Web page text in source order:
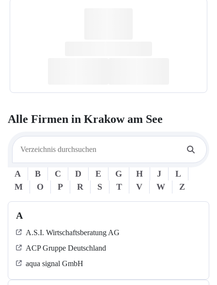
Alle Firmen in Krakow am See
A B C D E G H J
L
M
O P R S T V W Z
A
A.S.I. Wirtschaftsberatung AG
ACP Gruppe Deutschland
aqua signal GmbH